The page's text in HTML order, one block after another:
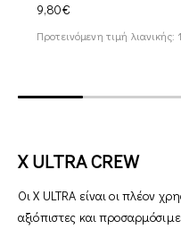
9,80€
Προτεινόμενη τιμή λιανικής:
X ULTRA CREW
Οι X ULTRA είναι οι πλέον
αξιόπιστες και